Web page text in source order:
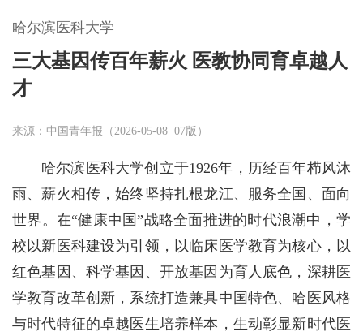
哈尔滨医科大学
三大基因传百年薪火 医教协同育卓越人
才
来源：中国青年报（2026-05-08 07版）
哈尔滨医科大学创立于1926年，历经百年栉风沐
雨、薪火相传，始终坚持扎根龙江、服务全国、面向
世界。在“健康中国”战略全面推进的时代浪潮中，学
校以新医科建设为引领，以临床医学教育为核心，以
红色基因、科学基因、开放基因为育人底色，深耕医
学教育改革创新，系统打造兼具中国特色、哈医风格
与时代特征的卓越医生培养样本，生动彰显新时代医